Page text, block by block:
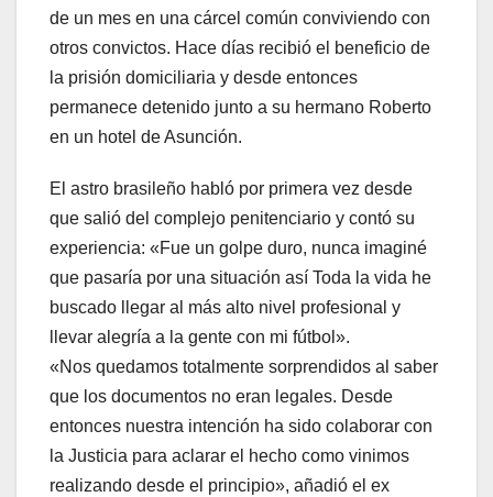
de un mes en una cárcel común conviviendo con
otros convictos. Hace días recibió el beneficio de
la prisión domiciliaria y desde entonces
permanece detenido junto a su hermano Roberto
en un hotel de Asunción.
El astro brasileño habló por primera vez desde
que salió del complejo penitenciario y contó su
experiencia: «Fue un golpe duro, nunca imaginé
que pasaría por una situación así Toda la vida he
buscado llegar al más alto nivel profesional y
llevar alegría a la gente con mi fútbol».
«Nos quedamos totalmente sorprendidos al saber
que los documentos no eran legales. Desde
entonces nuestra intención ha sido colaborar con
la Justicia para aclarar el hecho como vinimos
realizando desde el principio», añadió el ex